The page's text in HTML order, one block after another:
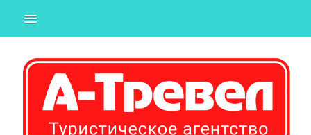
ИЗ ТЮМЕНИ
ИЗ ЕКАТЕРИНБУРГА
ИЗ МОСКВЫ